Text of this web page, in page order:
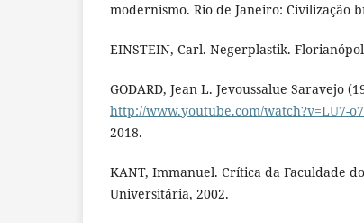
modernismo. Rio de Janeiro: Civilização
EINSTEIN, Carl. Negerplastik.
GODARD, Jean L. Jevoussalue Saravejo
http://www.youtube.com/watch?v=LU7-
2018.
KANT, Immanuel. Crítica da Faculdade
Universitária, 2002.